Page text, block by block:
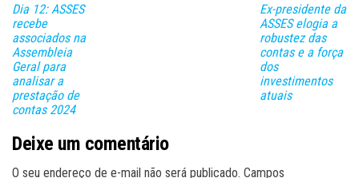
Dia 12: ASSES
recebe
associados na
Assembleia
Geral para
analisar a
prestação de
contas 2024
Ex-presidente da
ASSES elogia a
robustez das
contas e a força
dos
investimentos
atuais
Deixe um comentário
O seu endereço de e-mail não será publicado. Campos